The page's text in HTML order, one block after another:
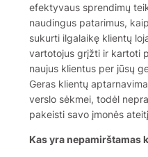
efektyvaus sprendimų
naudingus patarimus,
sukurti ilgalaikę klientų
vartotojus grįžti ir kartoti
naujus klientus per jūsų
Geras klientų
verslo sėkmei, todėl
pakeisti savo įmonės
Kas yra nepamirštamas